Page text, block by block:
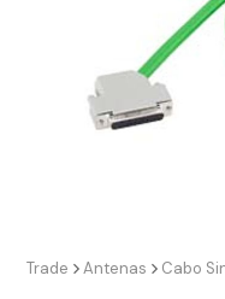
Trade Antenas